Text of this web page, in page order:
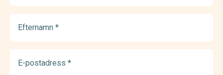
(Required)
postadress